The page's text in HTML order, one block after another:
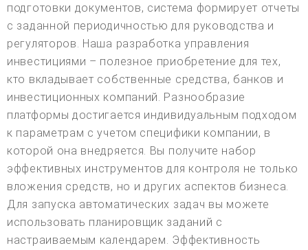
подготовки документов, система формирует отчеты
с заданной периодичностью для руководства и
регуляторов. Наша разработка управления
инвестициями – полезное приобретение для тех,
кто вкладывает собственные средства, банков и
инвестиционных компаний. Разнообразие
платформы достигается индивидуальным подходом
к параметрам с учетом специфики компании, в
которой она внедряется. Вы получите набор
эффективных инструментов для контроля не только
вложения средств, но и других аспектов бизнеса.
Для запуска автоматических задач вы можете
использовать планировщик заданий с
настраиваемым календарем. Эффективность